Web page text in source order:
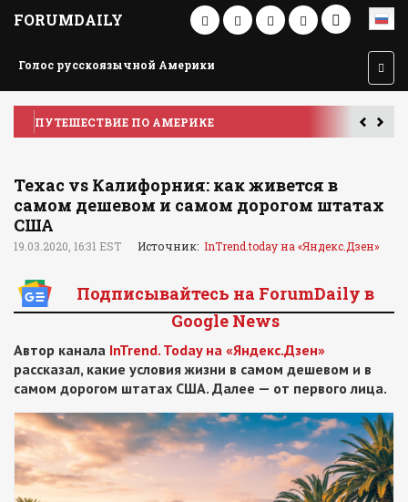
FORUMDAILY
Голос русскоязычной Америки
ПУТЕШЕСТВИЕ ПО АМЕРИКЕ
Техас vs Калифорния: как живется в
самом дешевом и самом дорогом штатах
США
19.03.2020, 16:31 EST Источник: InTrend.today на «Яндекс.Дзен»
Подписывайтесь на ForumDaily в
Google News
Автор канала InTrend. Today на «Яндекс.Дзен»
рассказал, какие условия жизни в самом дешевом и в
самом дорогом штатах США. Далее — от первого лица.